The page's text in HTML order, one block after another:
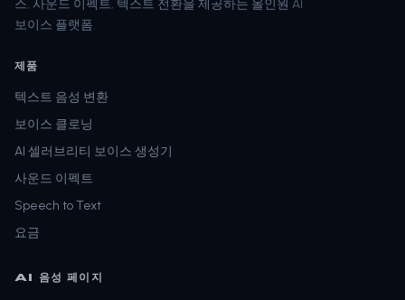
스, 사운드 이펙트, 텍스트 전환을 제공하는 올인원 AI
보이스 플랫폼.
제품
텍스트 음성 변환
보이스 클로닝
AI 셀러브리티 보이스 생성기
사운드 이펙트
Speech to Text
요금
AI 음성 페이지